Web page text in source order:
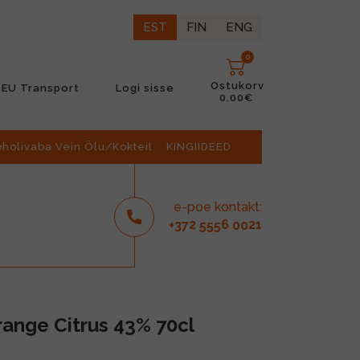
EST FIN ENG
EU Transport Logi sisse
0
Ostukorv
0.00€
Vein Õlu/Kokteil KINGIIDEED
e-poe kontakt:
+372 5556 0021
Citrus 43% 70cl